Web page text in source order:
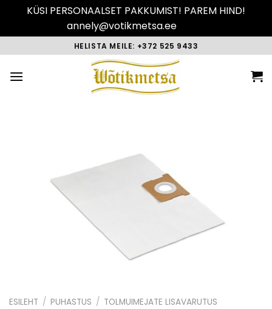
KÜSI PERSONAALSET PAKKUMIST! PAREM HIND!
annely@votikmetsa.ee
to
content
HELISTA MEILE: +372 525 9433
ESILEHT / PUHASTUS / TOLMUIMEJATE LISAVARUTUS